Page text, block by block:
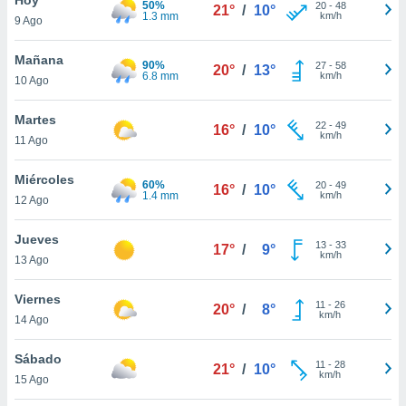
y
en
más
de
9 Ago
50%
1.3 mm
21° / 10° 20- 48
km/h
Mañana
10 Ago
90%
6.8 mm
20° / 13° 27- 58
km/h
Martes
11 Ago
16° / 10° 22- 49
km/h
Miércoles
12 Ago
60%
1.4 mm
16° / 10° 20- 49
km/h
Jueves
13 Ago
17° / 9° 13- 33
km/h
Viernes
14 Ago
20° / 8° 11 - 26
km/h
Sábado
15 Ago
21° / 10° 11 - 28
km/h